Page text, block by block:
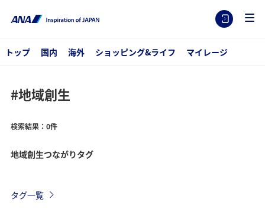
トップ 国内 海外 ショッピング&ライフ マイレージ
#地域創生
検索結果：0件
地域創生つながりタグ
タグ一覧